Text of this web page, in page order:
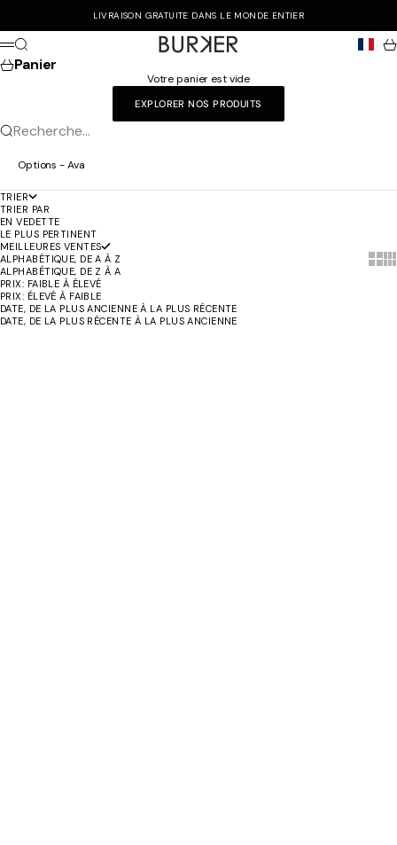
LIVRAISON GRATUITE DANS LE MONDE ENTIER
Burker
Menu
Recherche
Panier
Votre panier est vide
EXPLORER NOS PRODUITS
Recherche...
Options - Ava
TRIER
TRIER PAR
EN VEDETTE
LE PLUS PERTINENT
MEILLEURES VENTES
ALPHABÉTIQUE, DE A À Z
ALPHABÉTIQUE, DE Z À A
PRIX: FAIBLE À ÉLEVÉ
PRIX: ÉLEVÉ À FAIBLE
DATE, DE LA PLUS ANCIENNE À LA PLUS RÉCENTE
DATE, DE LA PLUS RÉCENTE À LA PLUS ANCIENNE